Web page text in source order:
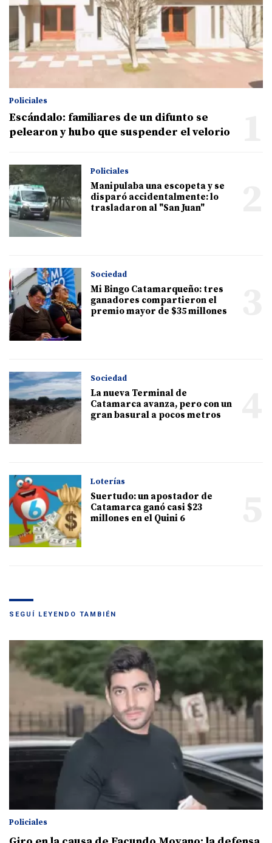
Policiales
Escándalo: familiares de un difunto se
pelearon y hubo que suspender el velorio
Policiales
Manipulaba una escopeta y se
disparó accidentalmente: lo
trasladaron al "San Juan"
Sociedad
Mi Bingo Catamarqueño: tres
ganadores compartieron el
premio mayor de $35 millones
Sociedad
La nueva Terminal de
Catamarca avanza, pero con un
gran basural a pocos metros
Loterías
Suertudo: un apostador de
Catamarca ganó casi $23
millones en el Quini 6
SEGUÍ LEYENDO TAMBIÉN
Policiales